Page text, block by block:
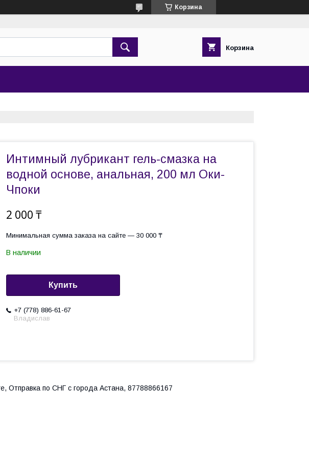
Корзина
Корзина
Интимный лубрикант гель-смазка на
водной основе, анальная, 200 мл Оки-
Чпоки
2 000 ₸
Минимальная сумма заказа на сайте — 30 000 ₸
В наличии
Купить
+7 (778) 886-61-67
Владислав
Отправка по СНГ с города Астана, 87788866167